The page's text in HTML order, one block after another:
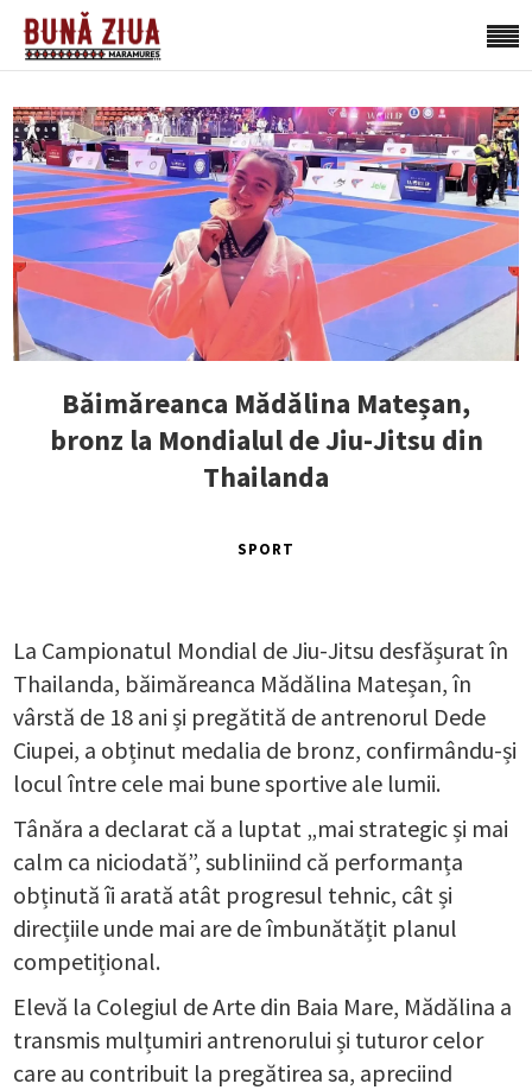
Băimăreanca Mădălina Mateșan,
bronz la Mondialul de Jiu-Jitsu din
Thailanda
SPORT
La Campionatul Mondial de Jiu-Jitsu desfășurat în
Thailanda, băimăreanca Mădălina Mateșan, în
vârstă de 18 ani și pregătită de antrenorul Dede
Ciupei, a obținut medalia de bronz, confirmându-și
locul între cele mai bune sportive ale lumii.
Tânăra a declarat că a luptat „mai strategic și mai
calm ca niciodată”, subliniind că performanța
obținută îi arată atât progresul tehnic, cât și
direcțiile unde mai are de îmbunătățit planul
competițional.
Elevă la Colegiul de Arte din Baia Mare, Mădălina a
transmis mulțumiri antrenorului și tuturor celor
care au contribuit la pregătirea sa, apreciind